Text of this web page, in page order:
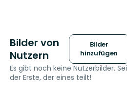
Bilder von
Nutzern
Bilder
hinzufügen
Es gibt noch keine Nutzerbilder. Sei
der Erste, der eines teilt!